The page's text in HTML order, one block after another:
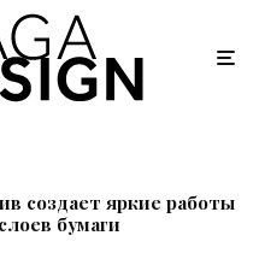
создает яркие работы
бумаги